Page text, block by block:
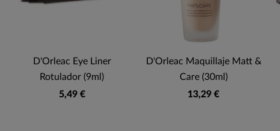
D'Orleac Eye Liner
Rotulador (9ml)
5,49 €
D'Orleac Maquillaje Matt &
Care (30ml)
13,29 €